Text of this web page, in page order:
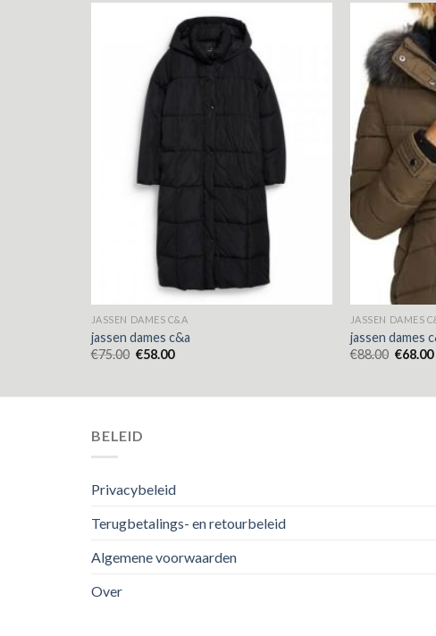
JASSEN DAMES C&A
jassen dames c&a
€75.00 €58.00
JASSEN DAMES
jassen dames
€88.00 €68.00
BELEID
Privacybeleid
Terugbetalings- en retourbeleid
Algemene voorwaarden
Over